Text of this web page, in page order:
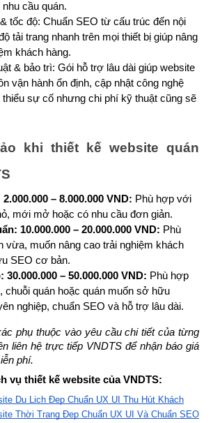
cầu quán.
tốc độ: Chuẩn SEO từ cấu trúc đến nội
tải trang nhanh trên mọi thiết bị giúp nâng
khách hàng.
& bảo trì: Gói hỗ trợ lâu dài giúp website
vận hành ổn định, cập nhật công nghệ
sự cố nhưng chi phí kỹ thuật cũng sẽ
khi thiết kế website quán
– 8.000.000 VND: Phù hợp với
mới mở hoặc có nhu cầu đơn giản.
10.000.000 – 20.000.000 VND: Phù
vừa, muốn nâng cao trải nghiệm khách
SEO cơ bản.
30.000.000 – 50.000.000 VND: Phù hợp
chuỗi quán hoặc quán muốn sở hữu
nghiệp, chuẩn SEO và hỗ trợ lâu dài.
phụ thuộc vào yêu cầu chi tiết của từng
liên hệ trực tiếp VNDTS để nhận báo giá
phí.
vụ thiết kế website của VNDTS:
Du Lịch Đẹp Chuẩn UX UI Thu Hút Khách
Thời Trang Đẹp Chuẩn UX UI Và Chuẩn SEO